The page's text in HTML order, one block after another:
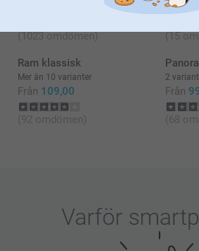
(1023 omdömen)
Från
(15
Ram klassisk
Mer än 10 varianter
Från 109,00
(92 omdömen)
2
Från
(68
Varför